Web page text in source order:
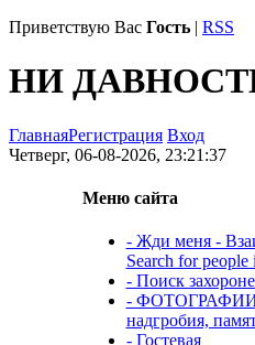
Приветствую Вас Гость | RSS
НИ
ГлавнаяРегистрация Вход
Четверг, 06-08-2026, 23:21:37
Меню сайта
- Жди меня -
Search for
- Поиск
- ФОТОГРАФИИ
надгробия,
- Гостевая